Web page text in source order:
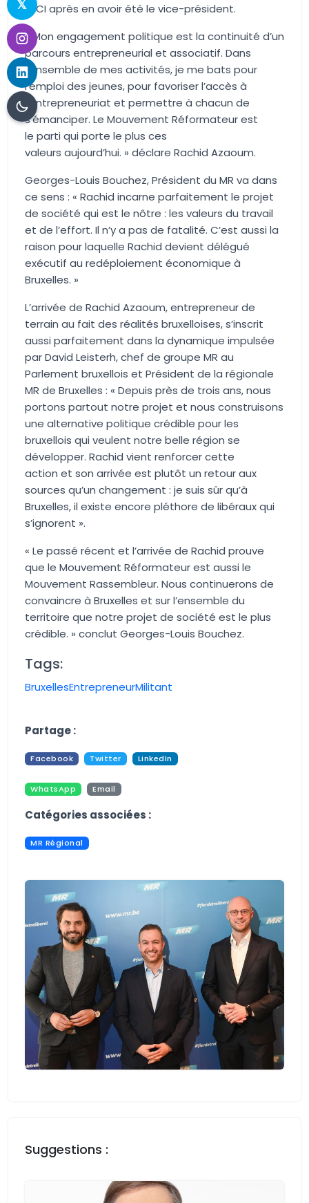
BECI après en avoir été le vice-président.
« Mon engagement politique est la continuité d’un
parcours entrepreneurial et associatif. Dans
l’ensemble de mes activités, je me bats pour
l’emploi des jeunes, pour favoriser l’accès à
l’entrepreneuriat et permettre à chacun de
s’émanciper. Le Mouvement Réformateur est
le parti qui porte le plus ces
valeurs aujourd’hui. » déclare Rachid Azaoum.
Georges-Louis Bouchez, Président du MR va dans
ce sens : « Rachid incarne parfaitement le projet
de société qui est le nôtre : les valeurs du travail
et de l’effort. Il n’y a pas de fatalité. C’est aussi la
raison pour laquelle Rachid devient délégué
exécutif au redéploiement économique à
Bruxelles. »
L’arrivée de Rachid Azaoum,entrepreneur de
terrain au fait des réalités bruxelloises,s’inscrit
aussi parfaitement dans la dynamique impulsée
par David Leisterh, chef de groupe MR au
Parlement bruxellois et Président de la régionale
MR de Bruxelles : « Depuis près de trois ans, nous
portons partout notre projet et nous construisons
une alternative politique crédible pour les
bruxellois qui veulent notre belle région se
développer. Rachid vient renforcercette
action et son arrivée est plutôt un retour aux
sources qu’un changement : je suis sûr qu’à
Bruxelles, il existe encore pléthore de libéraux qui
s’ignorent ».
« Le passé récent et l’arrivée de Rachid prouve
que le Mouvement Réformateur est aussi le
Mouvement Rassembleur. Nous continuerons de
convaincre à Bruxelles et sur l’ensemble du
territoire que notre projet de société est le plus
crédible. » conclut Georges-Louis Bouchez.
Tags:
BruxellesEntrepreneurMilitant
Partage :
Facebook Twitter LinkedIn
WhatsApp Email
Catégories associées :
MR Régional
Suggestions :